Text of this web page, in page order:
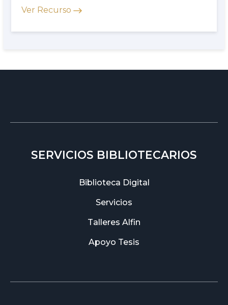
Ver Recurso
SERVICIOS BIBLIOTECARIOS
Biblioteca Digital
Servicios
Talleres Alfin
Apoyo Tesis